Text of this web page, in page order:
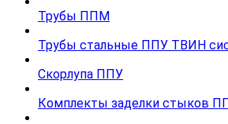
Трубы ППМ
Трубы стальные ППУ ТВИН
Скорлупа ППУ
Комплекты заделки стыков